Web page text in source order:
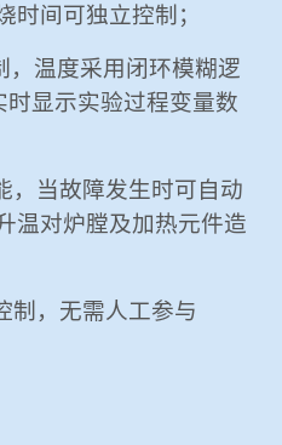
时间可独立控制；
，温度采用闭环模糊逻
时显示实验过程变量数
，当故障发生时可自动
温对炉膛及加热元件造
制，无需人工参与